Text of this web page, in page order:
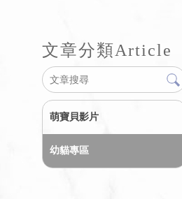
文章分類Article
萌寶貝影片
幼貓專區